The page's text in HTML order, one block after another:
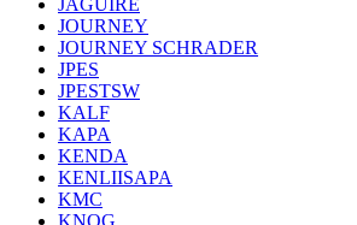
JAGUIRE
JOURNEY
JOURNEY SCHRADER
JPES
JPESTSW
KALF
KAPA
KENDA
KENLIISAPA
KMC